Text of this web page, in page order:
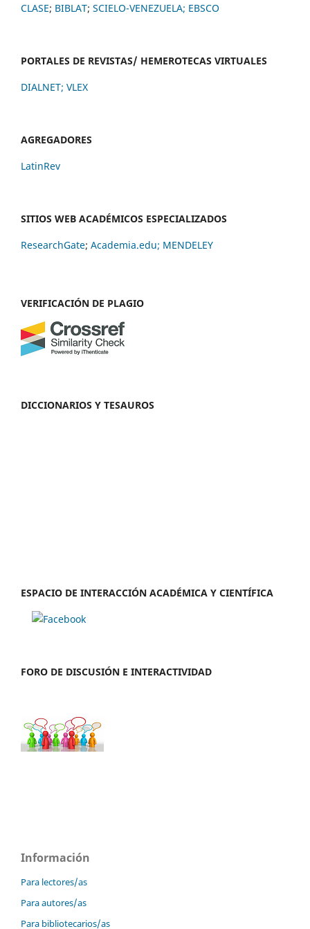
CLASE; BIBLAT; SCIELO-VENEZUELA; EBSCO
PORTALES DE REVISTAS/ HEMEROTECAS VIRTUALES
DIALNET; VLEX
AGREGADORES
LatinRev
SITIOS WEB ACADÉMICOS ESPECIALIZADOS
ResearchGate; Academia.edu; MENDELEY
VERIFICACIÓN DE PLAGIO
DICCIONARIOS Y TESAUROS
ESPACIO DE INTERACCIÓN ACADÉMICA Y CIENTÍFICA
FORO DE DISCUSIÓN E INTERACTIVIDAD
Información
Para lectores/as
Para autores/as
Para bibliotecarios/as